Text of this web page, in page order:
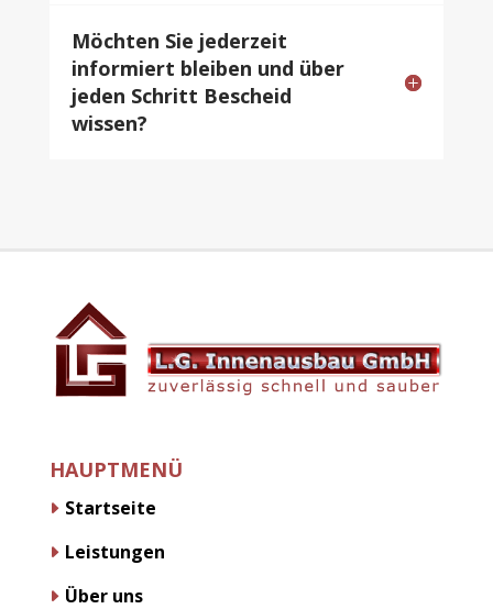
Möchten Sie jederzeit
informiert bleiben und über
jeden Schritt Bescheid
wissen?
HAUPTMENÜ
Startseite
Leistungen
Über uns